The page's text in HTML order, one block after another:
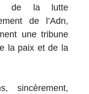
de la lutte
de l’Adn,
une tribune
la paix et de la
sincèrement,